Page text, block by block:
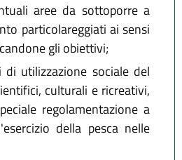
aree da sottoporre a
particolareggiati ai sensi
gli obiettivi;
utilizzazione sociale del
culturali e ricreativi,
regolamentazione a
della pesca nelle